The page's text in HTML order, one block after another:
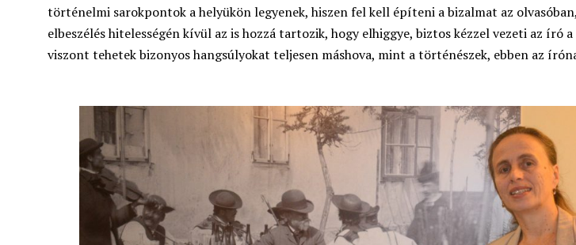
történelmi sarokpontok a helyükön legyenek, hiszen fel kell építeni a bizalmat az
elbeszélés hitelességén kívül az is hozzá tartozik, hogy elhiggye, biztos kézzel vezeti az író
viszont tehetek bizonyos hangsúlyokat teljesen máshova, mint a történészek, ebben az